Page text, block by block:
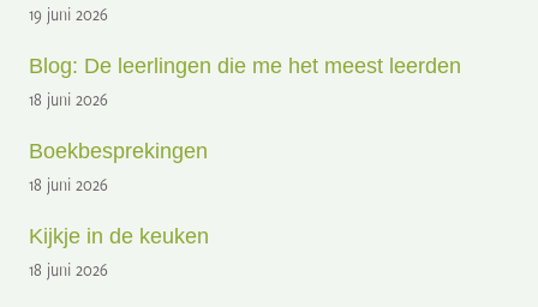
19 juni 2026
Blog: De leerlingen die me het meest leerden
18 juni 2026
Boekbesprekingen
18 juni 2026
Kijkje in de keuken
18 juni 2026